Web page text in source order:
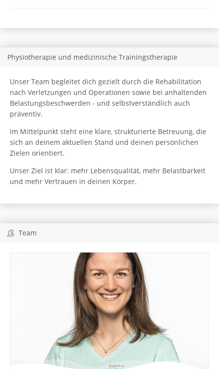
Physiotherapie und medizinische Trainingstherapie
Unser Team begleitet dich gezielt durch die Rehabilitation
nach Verletzungen und Operationen sowie bei anhaltenden
Belastungsbeschwerden - und selbstverständlich auch
präventiv.
Im Mittelpunkt steht eine klare, strukturierte Betreuung, die
sich an deinem aktuellen Stand und deinen persönlichen
Zielen orientiert.
Unser Ziel ist klar: mehr Lebensqualität, mehr Belastbarkeit
und mehr Vertrauen in deinen Körper.
Team